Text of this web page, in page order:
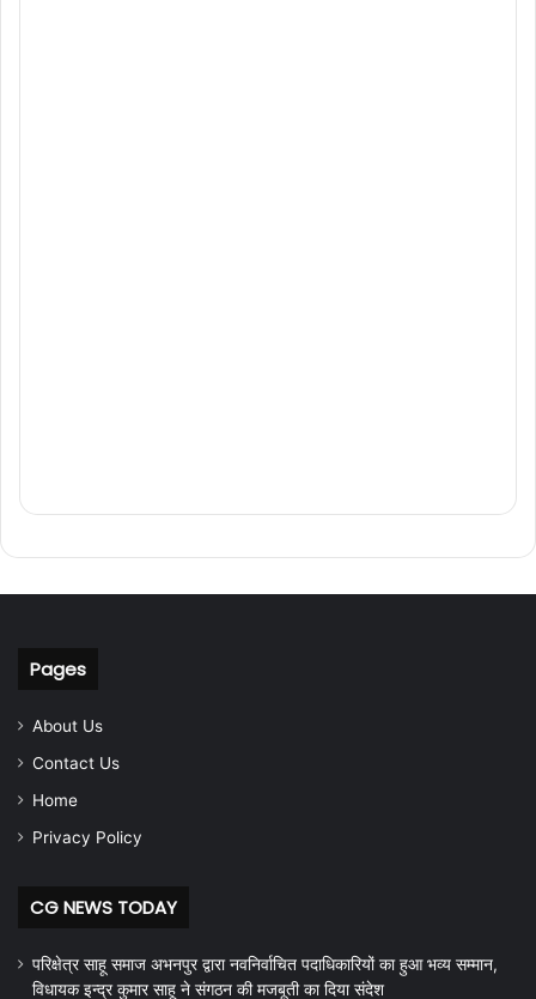
Pages
About Us
Contact Us
Home
Privacy Policy
CG NEWS TODAY
परिक्षेत्र साहू समाज अभनपुर द्वारा नवनिर्वाचित पदाधिकारियों का हुआ भव्य सम्मान,
विधायक इन्द्र कुमार साहू ने संगठन की मजबूती का दिया संदेश